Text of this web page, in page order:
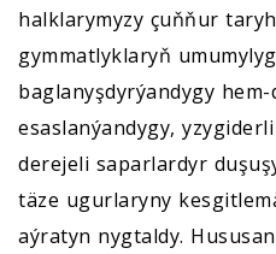
halklarymyzy çuňňur
gymmatlyklaryň
baglanyşdyrýandygy
esaslanýandygy,
derejeli saparlardyr
täze ugurlaryny
aýratyn nygtaldy.